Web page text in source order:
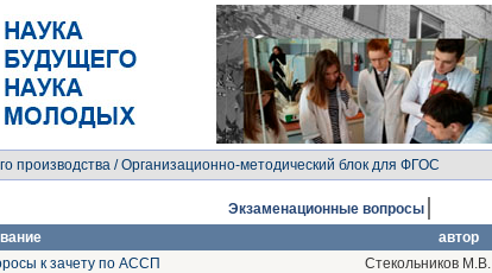
производства / Организационно-методический блок для ФГОС
Экзаменационные вопросы
автор
к зачету по АССП Стекольников М.В.